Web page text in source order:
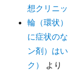
想クリニッ
輪（環状
に症状の
ン剤）は
ク）
より